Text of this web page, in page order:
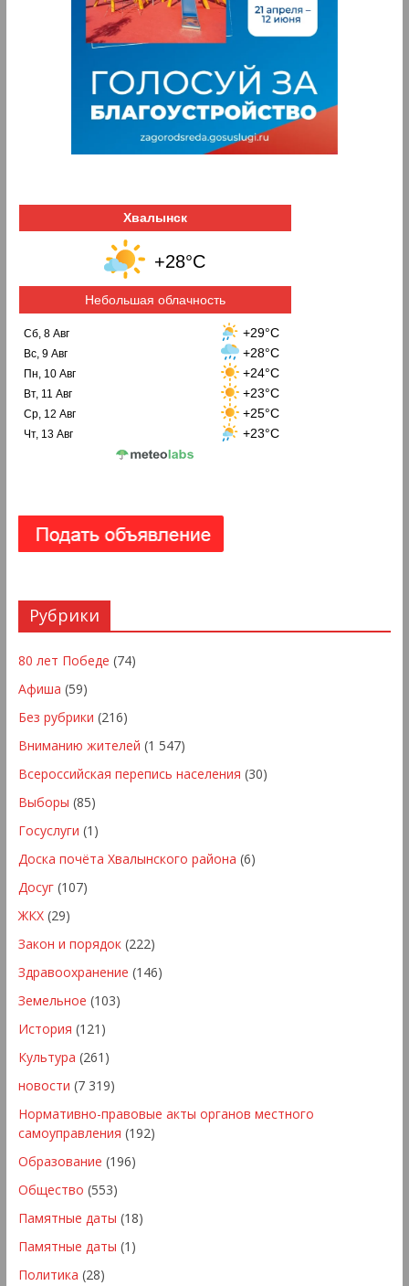
Хвалынск
+28°C
Небольшая облачность
Сб, 8 Авг +29°C
Вс, 9 Авг +28°C
Пн, 10 Авг +24°C
Вт, 11 Авг +23°C
Ср, 12 Авг +25°C
Чт, 13 Авг +23°C
Рубрики
80 лет Победе (74)
Афиша (59)
Без рубрики (216)
Вниманию жителей (1 547)
Всероссийская перепись населения (30)
Выборы (85)
Госуслуги (1)
Доска почёта Хвалынского района (6)
Досуг(107)
ЖКХ(29)
Закон и порядок(222)
Здравоохранение (146)
Земельное (103)
История (121)
Культура (261)
новости (7 319)
Нормативно-правовые акты органов местного
самоуправления (192)
Образование (196)
Общество (553)
Памятные даты (18)
Памятные даты (1)
Политика (28)